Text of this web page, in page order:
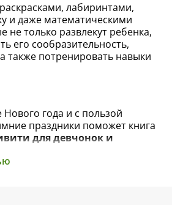
лабиринтами,
и даже математическими
не только развлекут ребенка,
его сообразительность,
также потренировать навыки
года и с пользой
праздники поможет книга
для девчонок и